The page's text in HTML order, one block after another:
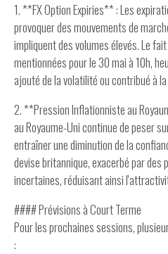
1. **FX Option Expiries** : Les
provoquer des mouvements de
impliquent des volumes élevés. Le
mentionnées pour le 30 mai à 10h,
ajouté de la volatilité ou contribué à
2. **Pression Inflationniste au
au Royaume-Uni continue de peser
entraîner une diminution de la
devise britannique, exacerbé par des
incertaines, réduisant ainsi
#### Prévisions à Court Terme
Pour les prochaines sessions,
: